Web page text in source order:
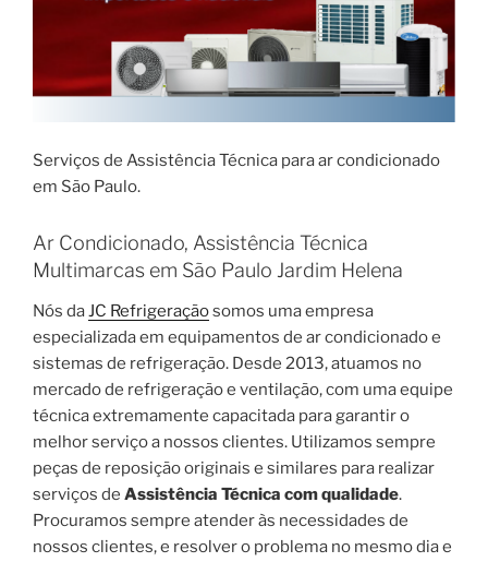
Serviços de Assistência Técnica para ar condicionado
em São Paulo.
Ar Condicionado, Assistência Técnica
Multimarcas em São Paulo Jardim Helena
Nós daJC Refrigeraçãosomos uma empresa
especializada em equipamentos de ar condicionado e
sistemas de refrigeração. Desde 2013, atuamos no
mercado de refrigeração e ventilação, com uma equipe
técnica extremamente capacitada para garantir o
melhor serviço a nossos clientes. Utilizamos sempre
peças de reposição originais e similares para realizar
serviços de Assistência Técnica com qualidade.
Procuramos sempre atender às necessidades de
nossos clientes, e resolver o problema no mesmo dia e